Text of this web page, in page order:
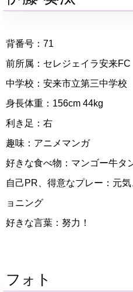
背番号：71
前所属：セレジェイラ安来FC
中学校：安来市立第三中学校
身長体重：156cm 44kg
利き足：右
趣味：アニメマンガ
好きな食べ物：マンゴー牛タ
自己PR、得意なプレー：元
ョニング
好きな言葉：努力！
フォト